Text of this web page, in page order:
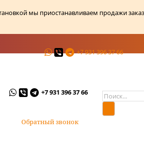
мы приостанавливаем продажи
+7 931 396 37 66
+7 931 396 37 66
Обратный звонок